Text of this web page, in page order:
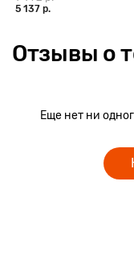
5 137 р.
Отзывы о
Еще нет ни